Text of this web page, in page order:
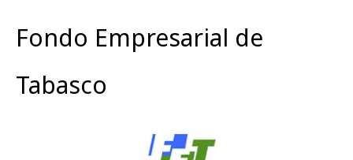
Fondo Empresarial de
Tabasco